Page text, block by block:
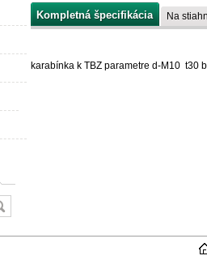
Kompletná špecifikácia Na
karabínka k TBZ parametre d-M10